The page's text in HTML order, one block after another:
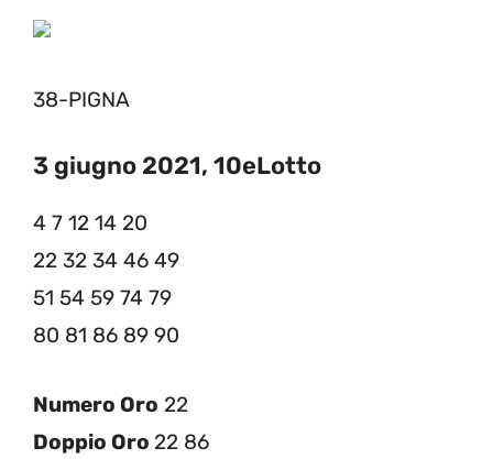
38-PIGNA
3 giugno 2021, 10eLotto
4 7 12 14 20
22 32 34 46 49
51 54 59 74 79
80 81 86 89 90
Numero Oro 22
Doppio Oro 22 86